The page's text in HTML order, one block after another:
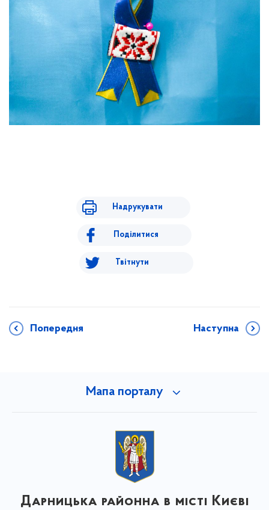
Надрукувати
Поділитися
Твітнути
Попередня Наступна
Мапа порталу
Дарницька районна в місті Києві